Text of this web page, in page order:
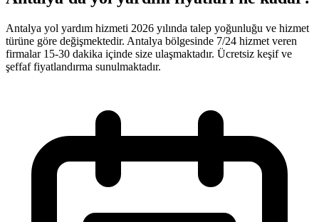
Antalya yol yardım hizmeti 2026 yılında talep yoğunluğu ve hizmet
türüne göre değişmektedir. Antalya bölgesinde 7/24 hizmet veren
firmalar 15-30 dakika içinde size ulaşmaktadır. Ücretsiz keşif ve
şeffaf fiyatlandırma sunulmaktadır.